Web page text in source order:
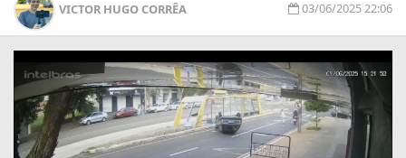
VICTOR HUGO CORRÊA 03/06/2025 22:06